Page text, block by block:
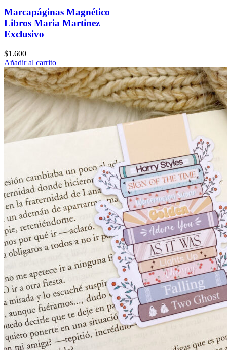
Marcapáginas Magnético
Libros Maria Martinez
Exclusivo
$1.600
Añadir al carrito